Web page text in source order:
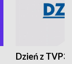
Dzień z TVP3